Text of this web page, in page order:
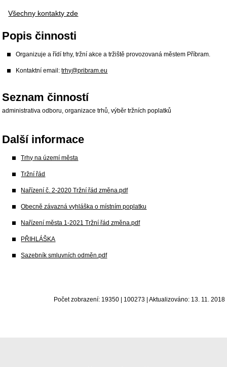
Všechny kontakty zde
Popis činnosti
Organizuje a řídí trhy, tržní akce a tržiště provozovaná městem Příbram.
Kontaktní email:trhy@pribram.eu
Seznam činností
administrativa odboru, organizace trhů, výběr tržních poplatků
Další informace
Trhy na území města
Tržní řád
Nařízení č. 2-2020 Tržní řád změna.pdf
Obecně závazná vyhláška o místním poplatku
Nařízení města 1-2021 Tržní řád změna.pdf
PŘIHLÁŠKA
Sazebník smluvních odměn.pdf
Počet zobrazení: 19350 | 100273 | Aktualizováno: 13. 11. 2018